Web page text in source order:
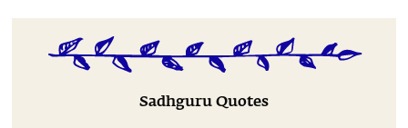
Sadhguru Quotes